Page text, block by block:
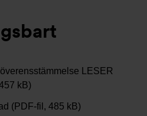
LESER
kB)
(PDF-fil, 485 kB)